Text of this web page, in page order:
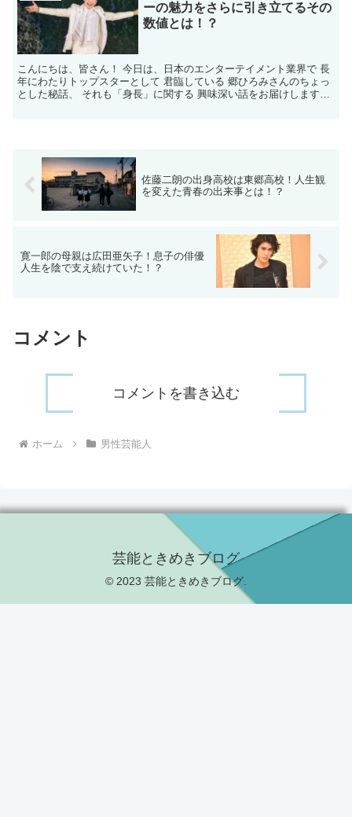
ーの魅力をさらに引き立てるその
数値とは！？
こんにちは、皆さん！ 今日は、日本のエンターテイメント業界で 長
年にわたりトップスターとして 君臨している 郷ひろみさんのちょっ
とした秘話、 それも「身長」に関する 興味深い話をお届けします。
佐藤二朗の出身高校は東郷高校！人生観
を変えた青春の出来事とは！？
寛一郎の母親は広田亜矢子！息子の俳優
人生を陰で支え続けていた！？
コメント
コメントを書き込む
ホーム 男性芸能人
芸能ときめきブログ
© 2023 芸能ときめきブログ.